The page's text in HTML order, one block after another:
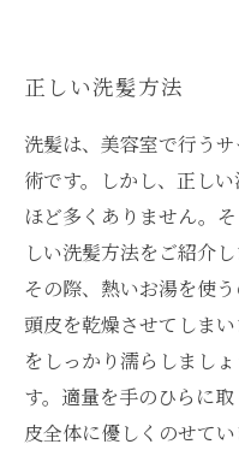
正しい洗髪方法
洗髪は、美容室で行う
術です。しかし、正し
ほど多くありません。
しい洗髪方法をご紹介
その際、熱いお湯を使
頭皮を乾燥させてしま
をしっかり濡らしまし
す。適量を手のひらに
皮全体に優しくのせて